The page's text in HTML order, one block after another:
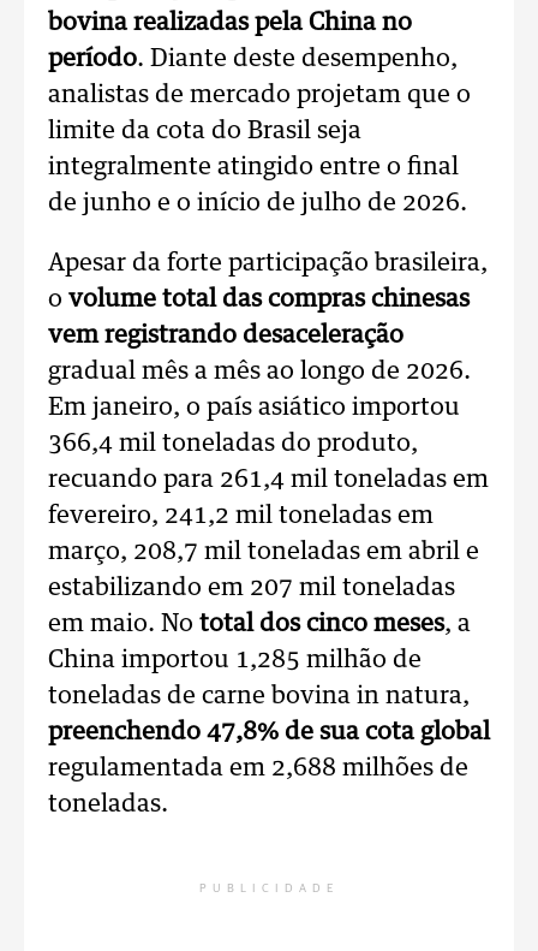
bovina realizadas pela China no
período. Diante deste desempenho,
analistas de mercado projetam que o
limite da cota do Brasil seja
integralmente atingido entre o final
de junho e o início de julho de 2026.
Apesar da forte participação brasileira,
o volume total das compras chinesas
vem registrando desaceleração
gradual mês a mês ao longo de 2026.
Em janeiro, o país asiático importou
366,4 mil toneladas do produto,
recuando para 261,4 mil toneladas em
fevereiro, 241,2 mil toneladas em
março, 208,7 mil toneladas em abril e
estabilizando em 207 mil toneladas
em maio. No total dos cinco meses, a
China importou 1,285 milhão de
toneladas de carne bovina in natura,
preenchendo 47,8% de sua cota global
regulamentada em 2,688 milhões de
toneladas.
PUBLICIDADE